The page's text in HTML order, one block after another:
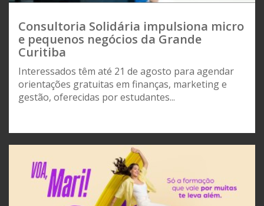
Consultoria Solidária impulsiona micro
e pequenos negócios da Grande
Curitiba
Interessados têm até 21 de agosto para agendar
orientações gratuitas em finanças, marketing e
gestão, oferecidas por estudantes...